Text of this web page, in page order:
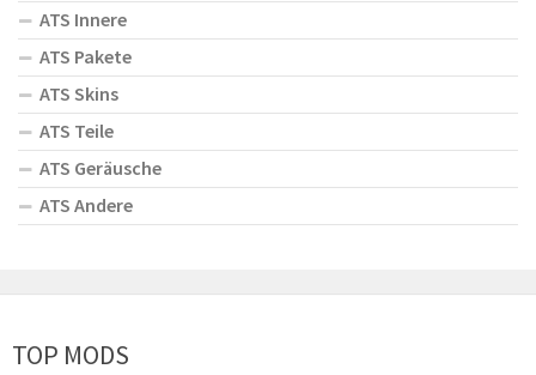
ATS Innere
ATS Pakete
ATS Skins
ATS Teile
ATS Geräusche
ATS Andere
TOP MODS